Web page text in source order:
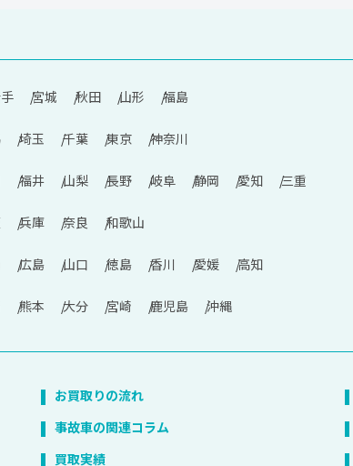
宮城 秋田 山形 福島
埼玉 千葉 東京 神奈川
福井 山梨 長野 岐阜 静岡 愛知 三重
兵庫 奈良 和歌山
広島 山口 徳島 香川 愛媛 高知
熊本 大分 宮崎 鹿児島 沖縄
お買取りの流れ
事故車の関連コラム
買取実績